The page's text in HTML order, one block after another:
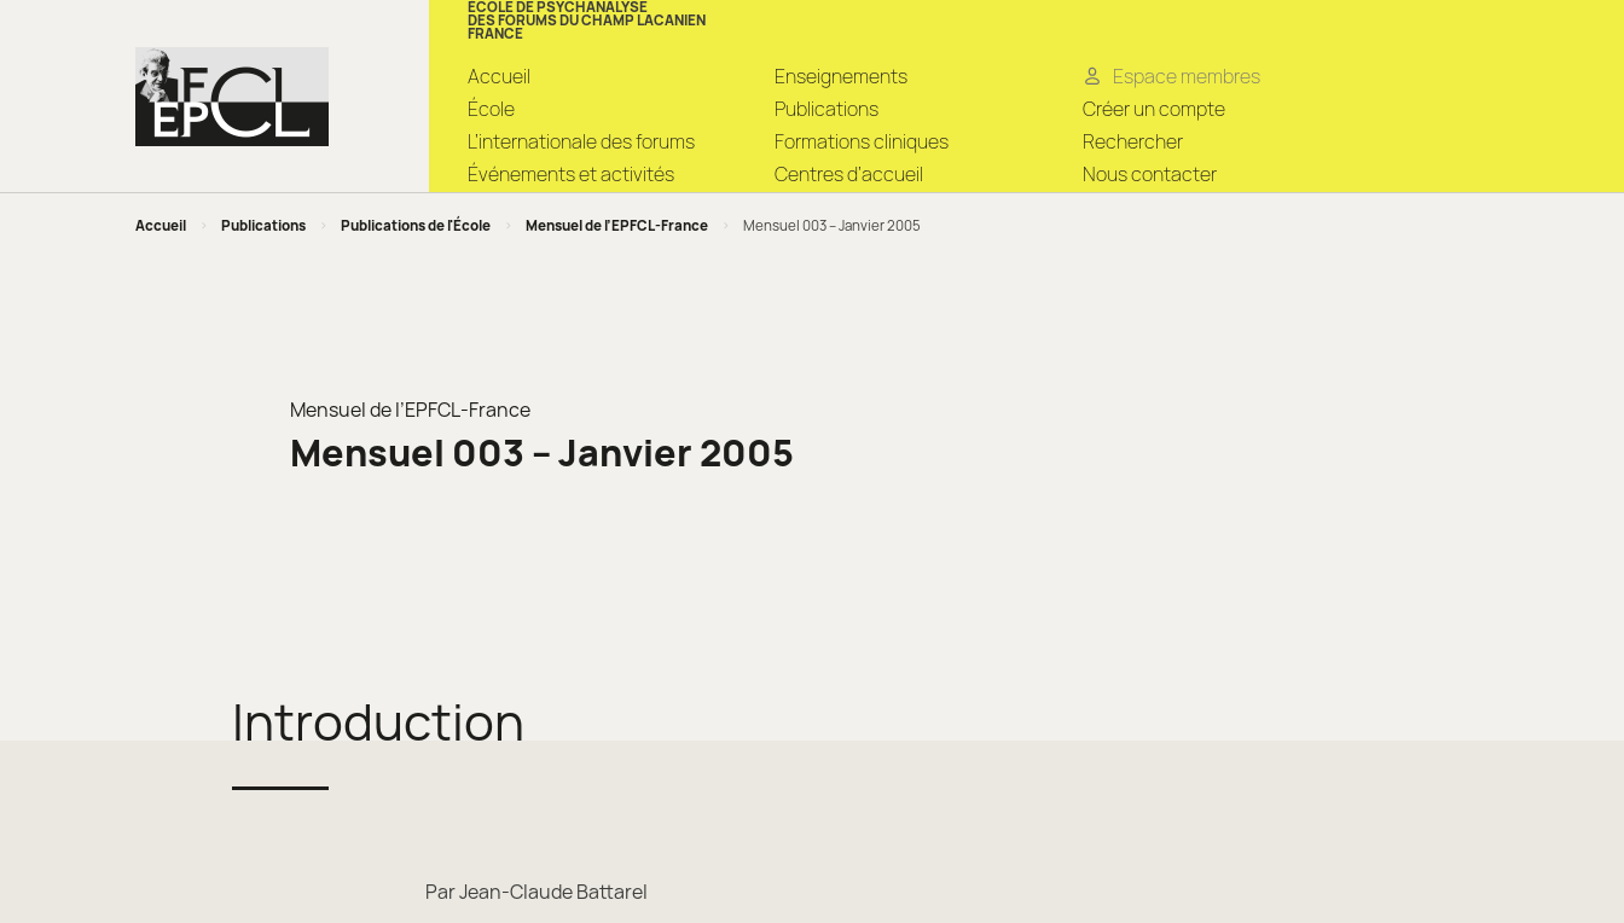
ÉCOLE DE PSYCHANALYSE
DES FORUMS DU CHAMP LACANIEN
FRANCE
Accueil
École
L’internationale des forums
Événements et activités
Enseignements
Publications
Formations cliniques
Centres d’accueil
Espace membres
Créer un compte
Rechercher
Nous contacter
Accueil > Publications > Publications de l'École > Mensuel de l’EPFCL-France > Mensuel 003 – Janvier 2005
Mensuel de l’EPFCL-France
Mensuel 003 – Janvier 2005
Introduction
Par Jean-Claude Battarel